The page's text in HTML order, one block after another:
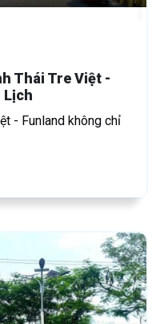
Thái Tre Việt -
Lịch
- Funland không chỉ